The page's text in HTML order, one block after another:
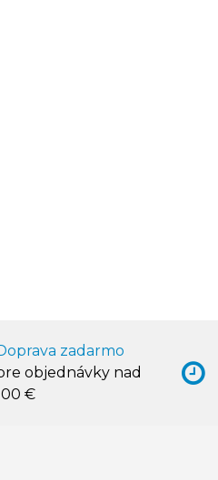
zadarmo
objednávky nad
€